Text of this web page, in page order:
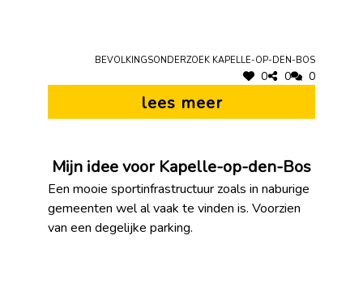
Bevolkingsonderzoek Kapelle-op-den-Bos
0 0 0
lees meer
Mijn idee voor Kapelle-op-den-Bos
Een mooie sportinfrastructuur zoals in naburige
gemeenten wel al vaak te vinden is. Voorzien
van een degelijke parking.